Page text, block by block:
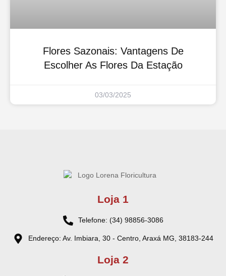
Flores Sazonais: Vantagens De
Escolher As Flores Da Estação
03/03/2025
Loja 1
Telefone: (34) 98856-3086
Endereço: Av. Imbiara, 30 - Centro, Araxá MG, 38183-244
Loja 2